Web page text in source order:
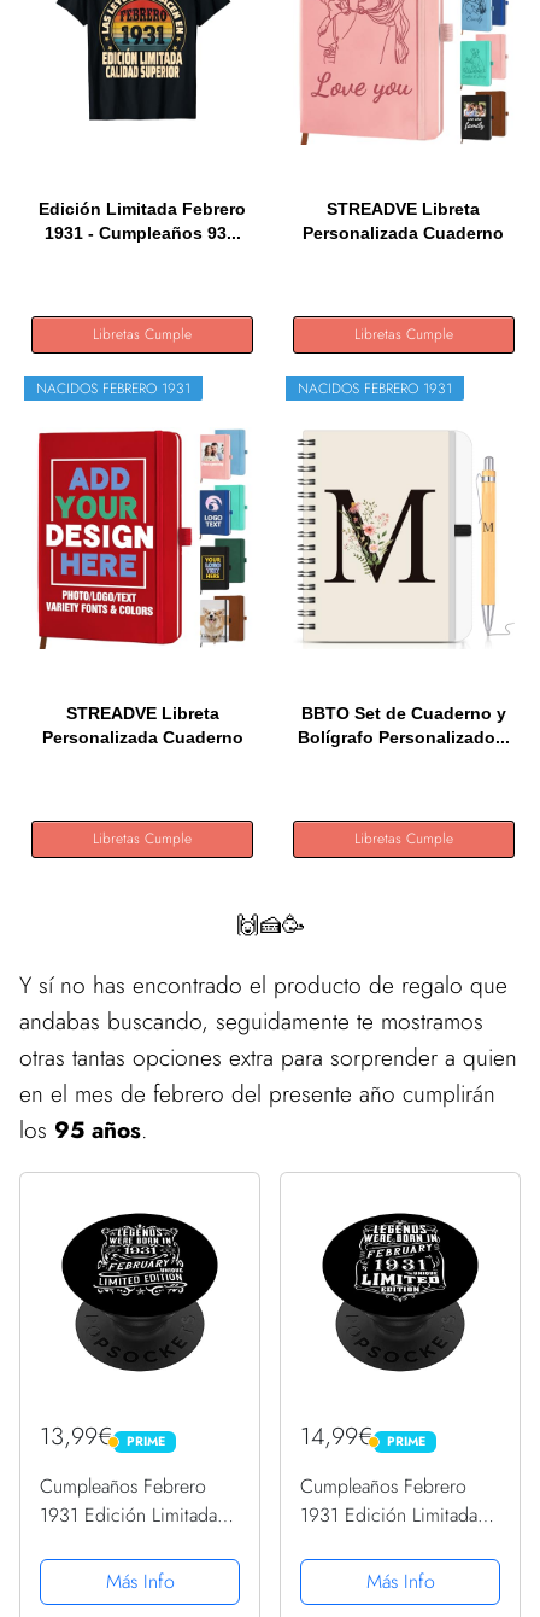
Edición Limitada Febrero
1931 - Cumpleaños 93...
Libretas Cumple
STREADVE Libreta
Personalizada Cuaderno
Libretas Cumple
NACIDOS FEBRERO 1931
STREADVE Libreta
Personalizada Cuaderno
Libretas Cumple
NACIDOS FEBRERO 1931
BBTO Set de Cuaderno y
Bolígrafo Personalizado...
Libretas Cumple
🙌🍰🥳
Y sí no has encontrado el producto de regalo que
andabas buscando, seguidamente te mostramos
otras tantas opciones extra para sorprender a quien
en el mes de febrero del presente año cumplirán
los 95 años.
13,99€ PRIME
PRIME
Cumpleaños Febrero
1931 Edición Limitada
PopSockets PopGrip
Intercambiable
Más Info
14,99€ PRIME
PRIME
Cumpleaños Febrero
1931 Edición Limitada
PopSockets PopGrip
Intercambiable
Más Info